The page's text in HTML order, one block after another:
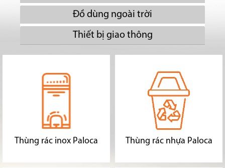
Đồ dùng ngoài trời
Thiết bị giao thông
Thùng rác inox Paloca Thùng rác nhựa Paloca